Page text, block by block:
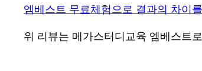
엠베스트 무료체험으로 결과의 차이
위 리뷰는 메가스터디교육 엠베스트